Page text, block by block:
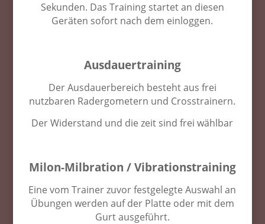
Sekunden. Das Training startet an diesen
Geräten sofort nach dem einloggen.
Ausdauertraining
Der Ausdauerbereich besteht aus frei
nutzbaren Radergometern und Crosstrainern.
Der Widerstand und die zeit sind frei wählbar
Milon-Milbration / Vibrationstraining
Eine vom Trainer zuvor festgelegte Auswahl an
Übungen werden auf der Platte oder mit dem
Gurt ausgeführt.